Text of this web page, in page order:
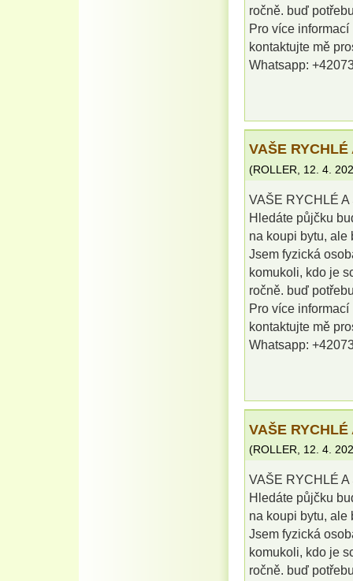
ročně. buď
Pro více
kontaktujte mě
Whatsapp:
VAŠE
(ROLLER 12. 4.
VAŠE RYCHLÉ
Hledáte půjčku
na koupi bytu, ale
Jsem fyzická
komukoli, kdo je
ročně. buď
Pro více
kontaktujte mě
Whatsapp:
VAŠE
(ROLLER 12. 4.
VAŠE RYCHLÉ
Hledáte půjčku
na koupi bytu, ale
Jsem fyzická
komukoli, kdo je
ročně. buď